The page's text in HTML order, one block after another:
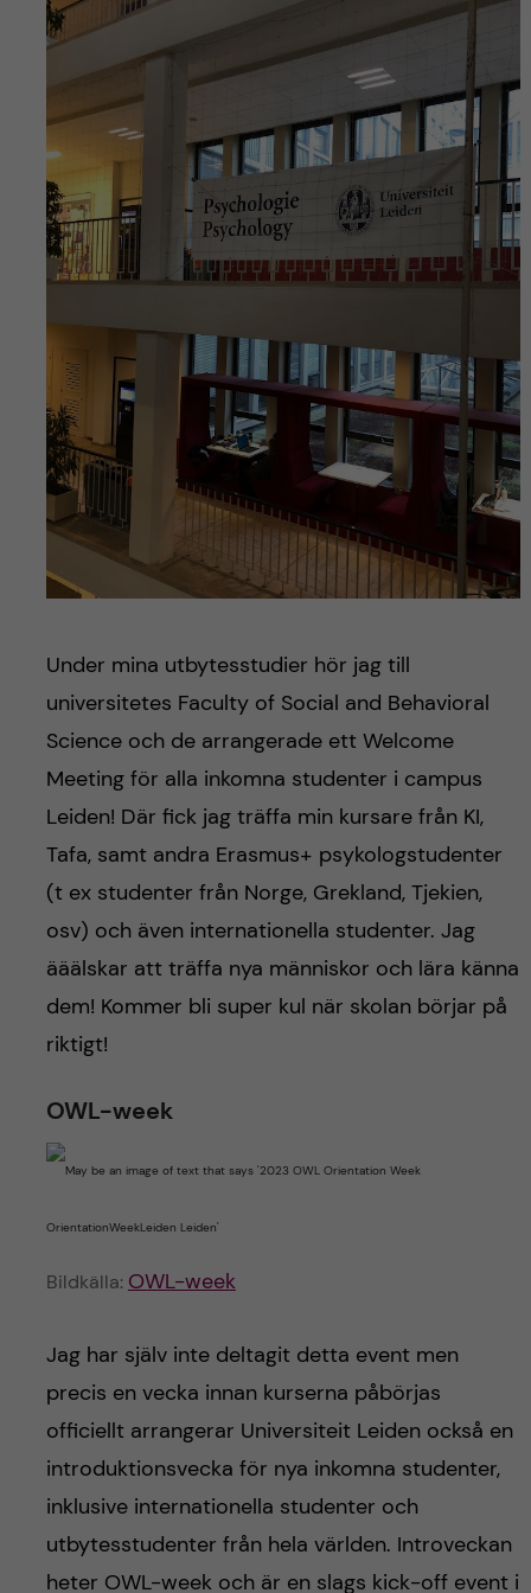
Under mina utbytesstudier hör jag till
universitetes Faculty of Social and Behavioral
Science och de arrangerade ett Welcome
Meeting för alla inkomna studenter i campus
Leiden! Där fick jag träffa min kursare från KI,
Tafa, samt andra Erasmus+ psykologstudenter
(t ex studenter från Norge, Grekland, Tjekien,
osv) och även internationella studenter. Jag
ääälskar att träffa nya människor och lära känna
dem! Kommer bli super kul när skolan börjar på
riktigt!
OWL-week
Bildkälla: OWL-week
Jag har själv inte deltagit detta event men
precis en vecka innan kurserna påbörjas
officiellt arrangerar Universiteit Leiden också en
introduktionsvecka för nya inkomna studenter,
inklusive internationella studenter och
utbytesstudenter från hela världen. Introveckan
heter OWL-week och är en slags kick-off event i